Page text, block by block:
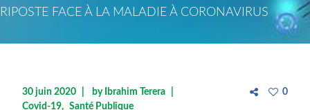
RIPOSTE FACE À LA MALADIE À CORONAVIRUS
30 juin 2020 by Ibrahim Terera
Covid-19
Santé Publique
0